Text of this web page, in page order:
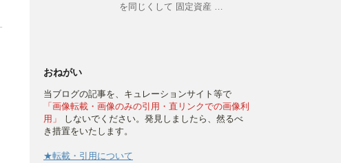
を同じくして 固定資産 …
おねがい
当ブログの記事を、キュレーションサイト等で
「画像転載・画像のみの引用・直リンクでの画像利
用」
しないでください。発見しましたら、然るべ
き措置をいたします。
★転載・引用について